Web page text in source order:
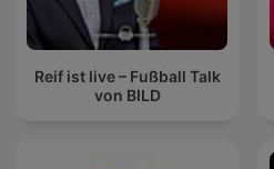
Reif ist live – Fußball Talk
von BILD